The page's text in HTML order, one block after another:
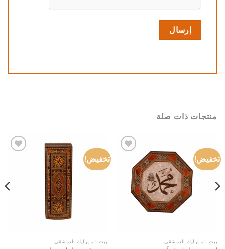
منتجات ذات صلة
تخفيض!
wishlist
بيت الموزايك الدمشقي
تخفيض!
بيت الموزايك الدمشقي